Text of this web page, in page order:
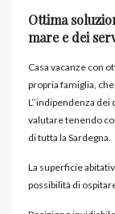
Ottima
mare e dei
Casa vacanze con
propria famiglia,
L’’indipendenza
valutare tenendo
di tutta la Sardegna.
La superficie
possibilità di